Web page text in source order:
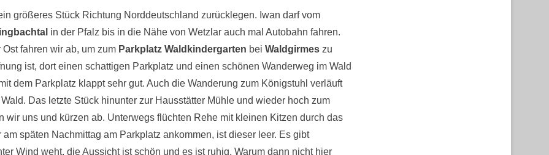
größeres Stück Richtung Norddeutschland zurücklegen. Iwan darf vom
in der Pfalz bis in die Nähe von Wetzlar auch mal Autobahn fahren.
fahren wir ab, um zum Parkplatz Waldkindergarten bei Waldgirmes zu
ist, dort einen schattigen Parkplatz und einen schönen Wanderweg im Wald
dem Parkplatz klappt sehr gut. Auch die Wanderung zum Königstuhl verläuft
Das letzte Stück hinunter zur Hausstätter Mühle und wieder hoch zum
wir uns und kürzen ab. Unterwegs flüchten Rehe mit kleinen Kitzen durch das
am späten Nachmittag am Parkplatz ankommen, ist dieser leer. Es gibt
Wind weht, die Aussicht ist schön und es ist ruhig. Warum dann nicht hier